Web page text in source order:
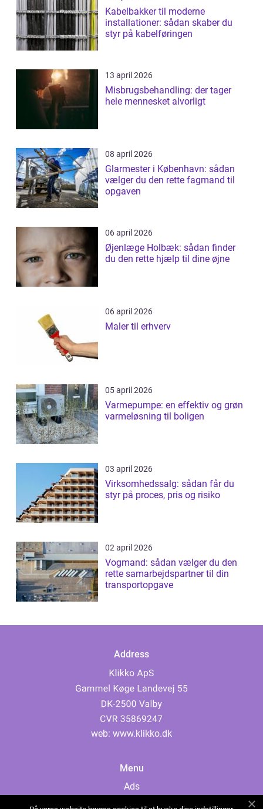
Kabelbakker til moderne
installationer: sådan skaber du
styr på kabelføringen
13 april 2026
Misbrugsbehandling: der tager
hele mennesket alvorligt
08 april 2026
Glarmester i København: sådan
vælger du den rette fagmand til
opgaven
06 april 2026
Øjenlæge Holbæk: sådan finder
du den rette hjælp til dine øjne
06 april 2026
Maler til erhverv
05 april 2026
Varmepumpe: en effektiv og grøn
varmeløsning til boligen
03 april 2026
Virksomhedssalg: sådan får du
styr på proces, pris og risiko
02 april 2026
Vogmand: sådan vælger du den
rette samarbejdspartner til din
transportopgave
Address
web: www.klikko.dk
Menu
Ads